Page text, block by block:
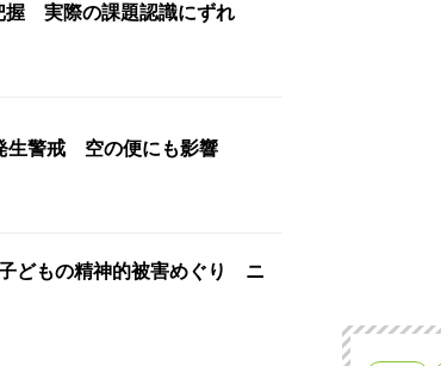
実際の課題認識にずれ
警戒 空の便にも影響
どもの精神的被害めぐり ニ